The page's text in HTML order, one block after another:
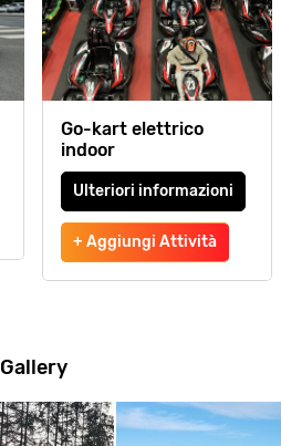
Go-kart elettrico
indoor
Ulteriori informazioni
+ Aggiungi Attività
Gallery